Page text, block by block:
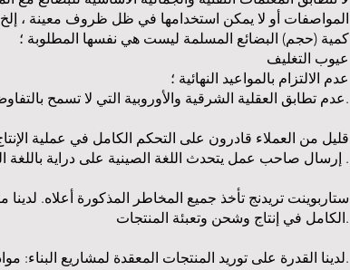
المواصفات أو لا يمكن استخدامها في ظل ظروف معينة ،
كمية (حجم) البضائع المسلمة ليست هي نفسها المطلوبة ؛
عيوب التغليف
عدم الالتزام بالمواعيد النهائية ؛
عدم تطابق العقلية الشرقية والأوروبية التي لا تسمح بالتفاوض بنجاح مع الشركاء الصينيين.
قليل من العملاء قادرون على التحكم الكامل في عملية
إرسال صاحب عمل يتحدث اللغة الصينية على دراية باللغة الصينية وخصائص الأعمال الشرقية .
ستاربوينت تريدنج تأخذ جميع المخاطر المذكورة أعلاه.
الكامل في إنتاج وشحن وتعبئة المنتجات.
لدينا القدرة على توريد المنتجات المعقدة لمشاريع البناء: مواد التكسية ، والكابلات ، والكهرباء ، والإضاءة ، والأثاث ، والمزيد.